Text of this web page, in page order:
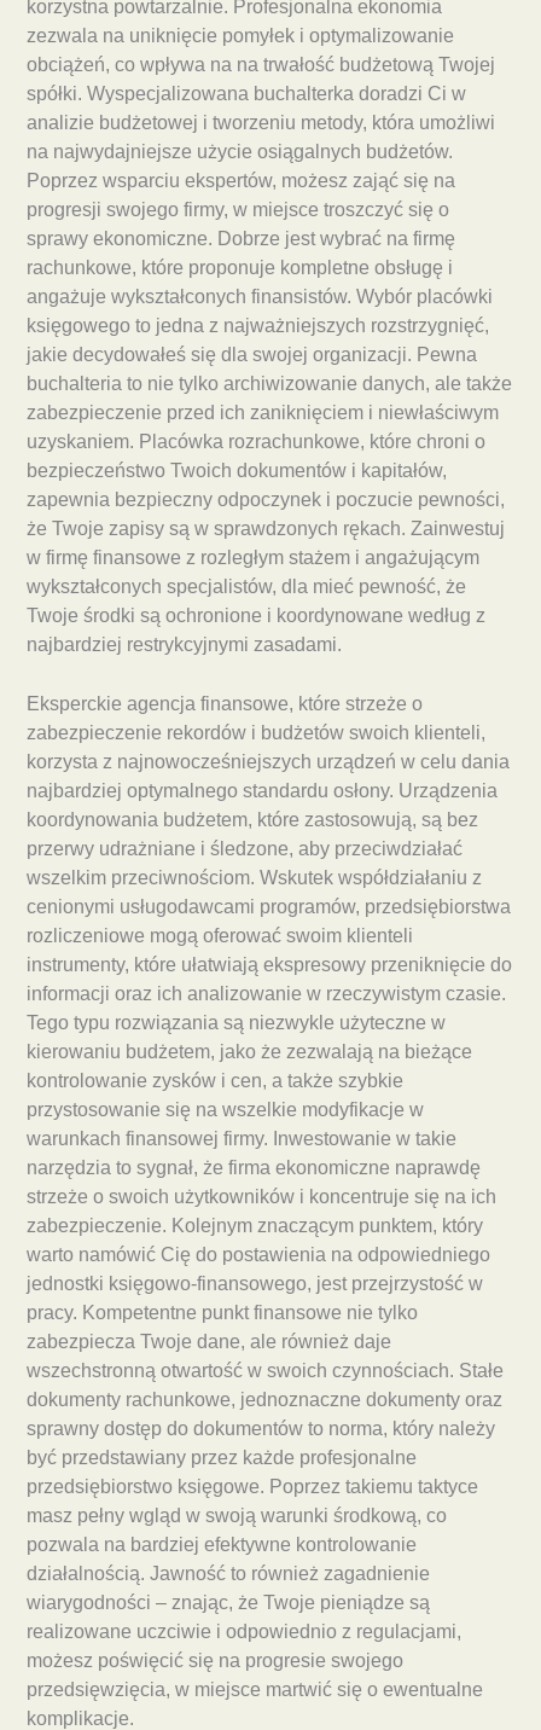
korzystna powtarzalnie. Profesjonalna ekonomia
zezwala na uniknięcie pomyłek i optymalizowanie
obciążeń, co wpływa na na trwałość budżetową Twojej
spółki. Wyspecjalizowana buchalterka doradzi Ci w
analizie budżetowej i tworzeniu metody, która umożliwi
na najwydajniejsze użycie osiągalnych budżetów.
Poprzez wsparciu ekspertów, możesz zająć się na
progresji swojego firmy, w miejsce troszczyć się o
sprawy ekonomiczne. Dobrze jest wybrać na firmę
rachunkowe, które proponuje kompletne obsługę i
angażuje wykształconych finansistów. Wybór placówki
księgowego to jedna z najważniejszych rozstrzygnięć,
jakie decydowałeś się dla swojej organizacji. Pewna
buchalteria to nie tylko archiwizowanie danych, ale także
zabezpieczenie przed ich zaniknięciem i niewłaściwym
uzyskaniem. Placówka rozrachunkowe, które chroni o
bezpieczeństwo Twoich dokumentów i kapitałów,
zapewnia bezpieczny odpoczynek i poczucie pewności,
że Twoje zapisy są w sprawdzonych rękach. Zainwestuj
w firmę finansowe z rozległym stażem i angażującym
wykształconych specjalistów, dla mieć pewność, że
Twoje środki są ochronione i koordynowane według z
najbardziej restrykcyjnymi zasadami.
Eksperckie agencja finansowe, które strzeże o
zabezpieczenie rekordów i budżetów swoich klienteli,
korzysta z najnowocześniejszych urządzeń w celu dania
najbardziej optymalnego standardu osłony. Urządzenia
koordynowania budżetem, które zastosowują, są bez
przerwy udrażniane i śledzone, aby przeciwdziałać
wszelkim przeciwnościom. Wskutek współdziałaniu z
cenionymi usługodawcami programów, przedsiębiorstwa
rozliczeniowe mogą oferować swoim klienteli
instrumenty, które ułatwiają ekspresowy przeniknięcie do
informacji oraz ich analizowanie w rzeczywistym czasie.
Tego typu rozwiązania są niezwykle użyteczne w
kierowaniu budżetem, jako że zezwalają na bieżące
kontrolowanie zysków i cen, a także szybkie
przystosowanie się na wszelkie modyfikacje w
warunkach finansowej firmy. Inwestowanie w takie
narzędzia to sygnał, że firma ekonomiczne naprawdę
strzeże o swoich użytkowników i koncentruje się na ich
zabezpieczenie. Kolejnym znaczącym punktem, który
warto namówić Cię do postawienia na odpowiedniego
jednostki księgowo-finansowego, jest przejrzystość w
pracy. Kompetentne punkt finansowe nie tylko
zabezpiecza Twoje dane, ale również daje
wszechstronną otwartość w swoich czynnościach. Stałe
dokumenty rachunkowe, jednoznaczne dokumenty oraz
sprawny dostęp do dokumentów to norma, który należy
być przedstawiany przez każde profesjonalne
przedsiębiorstwo księgowe. Poprzez takiemu taktyce
masz pełny wgląd w swoją warunki środkową, co
pozwala na bardziej efektywne kontrolowanie
działalnością. Jawność to również zagadnienie
wiarygodności – znając, że Twoje pieniądze są
realizowane uczciwie i odpowiednio z regulacjami,
możesz poświęcić się na progresie swojego
przedsięwzięcia, w miejsce martwić się o ewentualne
komplikacje.